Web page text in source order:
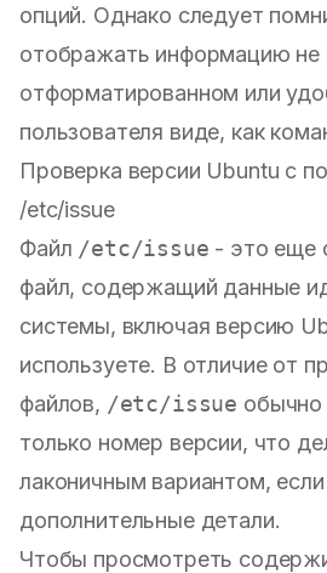
опций. Однако следует
отображать информацию не
отформатированном или
пользователя виде, как
Проверка версии Ubuntu с
/etc/issue
Файл /etc/issue - это еще
файл, содержащий данные
системы, включая версию
используете. В отличие от
файлов, /etc/issue
только номер версии, что
лаконичным вариантом,
дополнительные детали.
Чтобы просмотреть